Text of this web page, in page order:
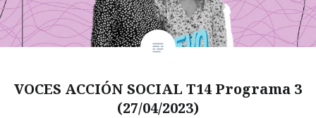
VOCES ACCIÓN SOCIAL T14 Programa 3
(27/04/2023)